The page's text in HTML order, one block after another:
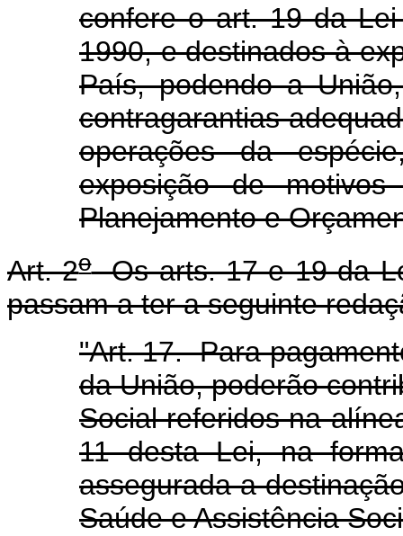
confere o art. 19 da
1990, e destinados à
País, podendo a
contragarantias
operações da
exposição de
Planejamento e
Art. 2oOs arts. 17 e 19 da
passam a ter a seguinte
"Art. 17. Para
da União, poderão
Social referidos na
11 desta Lei, na
assegurada a
Saúde e Assistência